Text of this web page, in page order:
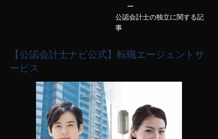
ー
公認会計士の独立に関する記
事
【公認会計士ナビ公式】転職エージェントサ
ービス